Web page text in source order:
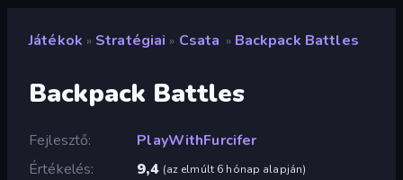
Játékok » Stratégiai » Csata » Backpack Battles
Backpack Battles
Fejlesztő
PlayWithFurcifer
Értékelés
9,4 (az elmúlt 6 hónap alapján)